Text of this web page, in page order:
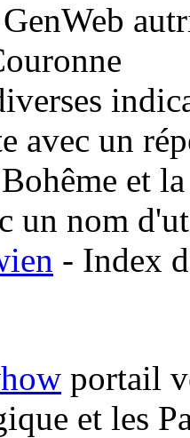
avec un
et
un nom
- Index
portail
et les